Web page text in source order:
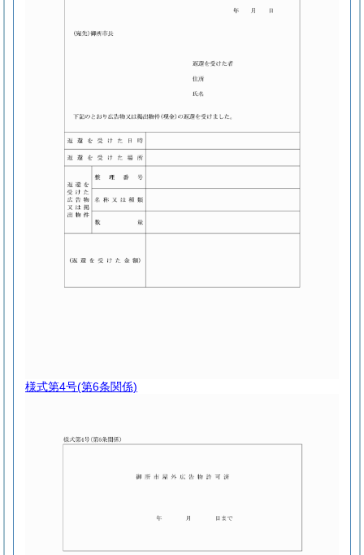
様式第4号(第6条関係)